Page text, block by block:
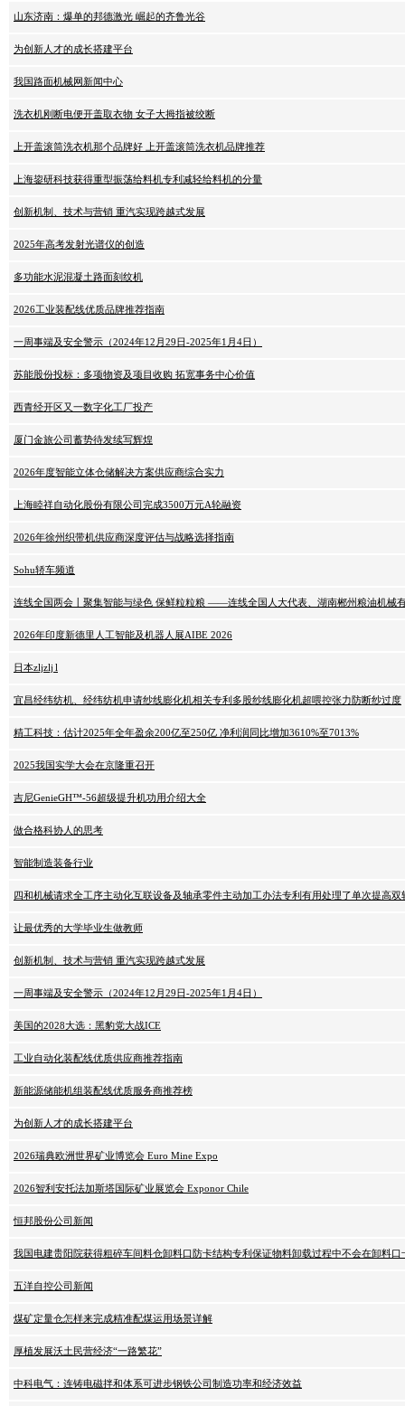
山东济南：爆单的邦德激光 崛起的齐鲁光谷
为创新人才的成长搭建平台
我国路面机械网新闻中心
洗衣机刚断电便开盖取衣物 女子大拇指被绞断
上开盖滚筒洗衣机那个品牌好 上开盖滚筒洗衣机品牌推荐
上海鋆研科技获得重型振荡给料机专利减轻给料机的分量
创新机制、技术与营销 重汽实现跨越式发展
2025年高考发射光谱仪的创造
多功能水泥混凝土路面刻纹机
2026工业装配线优质品牌推荐指南
一周事端及安全警示（2024年12月29日-2025年1月4日）
苏能股份投标：多项物资及项目收购 拓宽事务中心价值
西青经开区又一数字化工厂投产
厦门金旅公司蓄势待发续写辉煌
2026年度智能立体仓储解决方案供应商综合实力
上海睦祥自动化股份有限公司完成3500万元A轮融资
2026年徐州织带机供应商深度评估与战略选择指南
Sohu轿车频道
连线全国两会丨聚集智能与绿色 保鲜粒粒粮 ——连线全国人大代表、湖南郴州粮油机械
2026年印度新德里人工智能及机器人展AIBE 2026
日本zljzlj l
宜昌经纬纺机、经纬纺机申请纱线膨化机相关专利多股纱线膨化机超喂控张力防断纱过度
精工科技：估计2025年全年盈余200亿至250亿 净利润同比增加3610%至7013%
2025我国实学大会在京隆重召开
吉尼GenieGH™-56超级提升机功用介绍大全
做合格科协人的思考
智能制造装备行业
四和机械请求全工序主动化互联设备及轴承零件主动加工办法专利有用处理了单次提高
让最优秀的大学毕业生做教师
创新机制、技术与营销 重汽实现跨越式发展
一周事端及安全警示（2024年12月29日-2025年1月4日）
美国的2028大选：黑豹党大战ICE
工业自动化装配线优质供应商推荐指南
新能源储能机组装配线优质服务商推荐榜
为创新人才的成长搭建平台
2026瑞典欧洲世界矿业博览会 Euro Mine Expo
2026智利安托法加斯塔国际矿业展览会 Exponor Chile
恒邦股份公司新闻
我国电建贵阳院获得粗碎车间料仓卸料口防卡结构专利保证物料卸载过程中不会在卸料口
五洋自控公司新闻
煤矿定量仓怎样来完成精准配煤运用场景详解
厚植发展沃土民营经济“一路繁花”
中科电气：连铸电磁拌和体系可进步钢铁公司制造功率和经济效益